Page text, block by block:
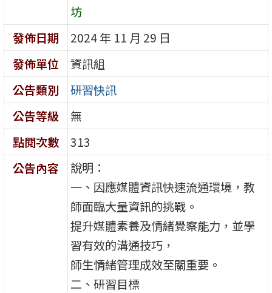
坊
發佈日期
2024 年 11 月 29 日
發佈單位
資訊組
公告類別
研習快訊
公告等級
無
點閱次數
313
公告內容
說明：
一、因應媒體資訊快速流通環境，教
師面臨大量資訊的挑戰。
提升媒體素養及情緒覺察能力，並學
習有效的溝通技巧，
師生情緒管理成效至關重要。
二、研習目標